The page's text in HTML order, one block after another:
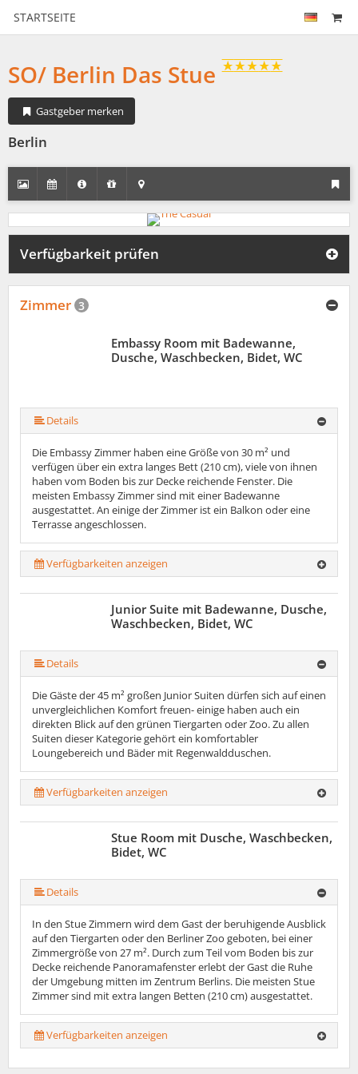
STARTSEITE
SO/ Berlin Das Stue
Gastgeber merken
Berlin
Verfügbarkeit prüfen
Zimmer 3
Embassy Room mit Badewanne,
Dusche, Waschbecken, Bidet, WC
Details
Die Embassy Zimmer haben eine Größe von 30 m² und
verfügen über ein extra langes Bett (210 cm), viele von ihnen
haben vom Boden bis zur Decke reichende Fenster. Die
meisten Embassy Zimmer sind mit einer Badewanne
ausgestattet. An einige der Zimmer ist ein Balkon oder eine
Terrasse angeschlossen.
Verfügbarkeiten anzeigen
Junior Suite mit Badewanne, Dusche,
Waschbecken, Bidet, WC
Details
Die Gäste der 45 m² großen Junior Suiten dürfen sich auf einen
unvergleichlichen Komfort freuen- einige haben auch ein
direkten Blick auf den grünen Tiergarten oder Zoo. Zu allen
Suiten dieser Kategorie gehört ein komfortabler
Loungebereich und Bäder mit Regenwaldduschen.
Verfügbarkeiten anzeigen
Stue Room mit Dusche, Waschbecken,
Bidet, WC
Details
In den Stue Zimmern wird dem Gast der beruhigende Ausblick
auf den Tiergarten oder den Berliner Zoo geboten, bei einer
Zimmergröße von 27 m². Durch zum Teil vom Boden bis zur
Decke reichende Panoramafenster erlebt der Gast die Ruhe
der Umgebung mitten im Zentrum Berlins. Die meisten Stue
Zimmer sind mit extra langen Betten (210 cm) ausgestattet.
Verfügbarkeiten anzeigen